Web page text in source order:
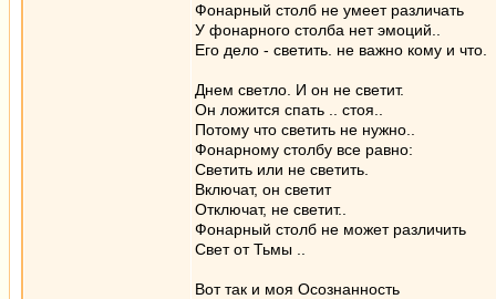
Фонарный столб не умеет различать
У фонарного столба нет эмоций..
Его дело - светить. не важно кому и что.
Днем светло. И он не светит.
Он ложится спать .. стоя..
Потому что светить не нужно..
Фонарному столбу все равно:
Светить или не светить.
Включат, он светит
Отключат, не светит..
Фонарный столб не может различить
Свет от Тьмы ..
Вот так и моя Осознанность